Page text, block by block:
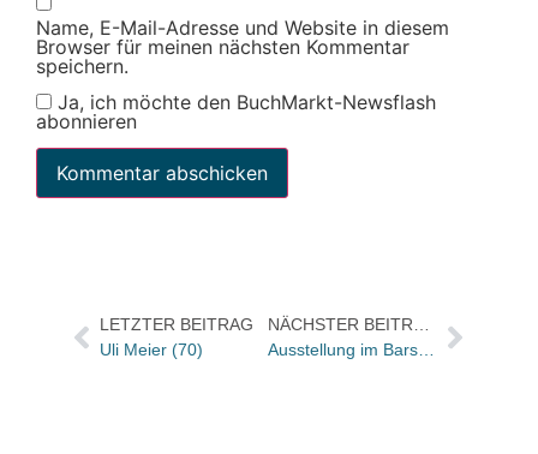
Name, E-Mail-Adresse und Website in diesem
Browser für meinen nächsten Kommentar
speichern.
Ja, ich möchte den BuchMarkt-Newsflash
abonnieren
LETZTER BEITRAG
Uli Meier (70)